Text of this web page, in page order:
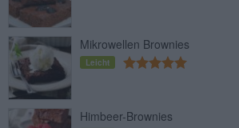
Mikrowellen Brownies
Leicht
Himbeer-Brownies